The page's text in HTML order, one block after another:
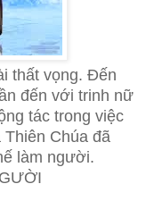
thất vọng. Đến
đến với trinh nữ
tác trong việc
Chúa đã
làm người.